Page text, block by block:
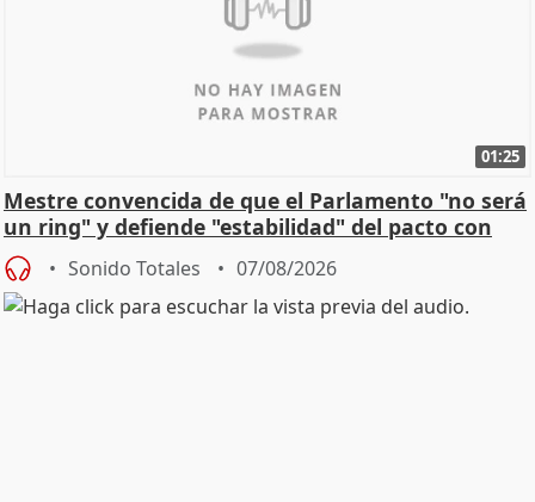
01:25
Mestre convencida de que el Parlamento "no será
un ring" y defiende "estabilidad" del pacto con
Vox
Sonido Totales 07/08/2026